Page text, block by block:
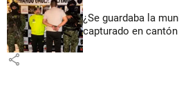
¿Se guardaba la
capturado en
share